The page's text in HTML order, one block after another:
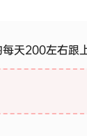
天200左右跟上